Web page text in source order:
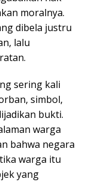
moralnya.
dibela justru
lalu
sering kali
simbol,
bukti.
warga
bahwa negara
warga itu
yang